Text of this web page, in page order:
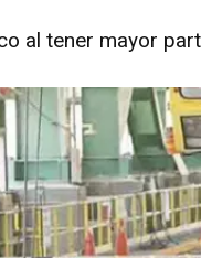
al tener mayor